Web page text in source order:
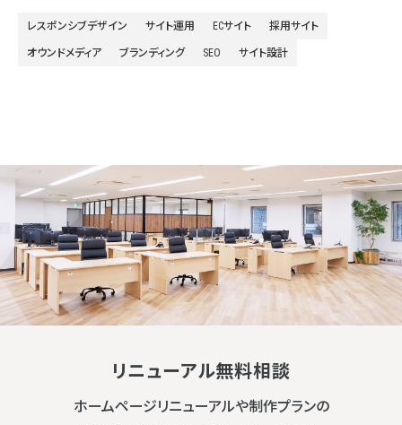
レスポンシブデザイン サイト運用 ECサイト 採用サイト
オウンドメディア ブランディング SEO サイト設計
リニューアル無料相談
ホームページリニューアルや制作プランの